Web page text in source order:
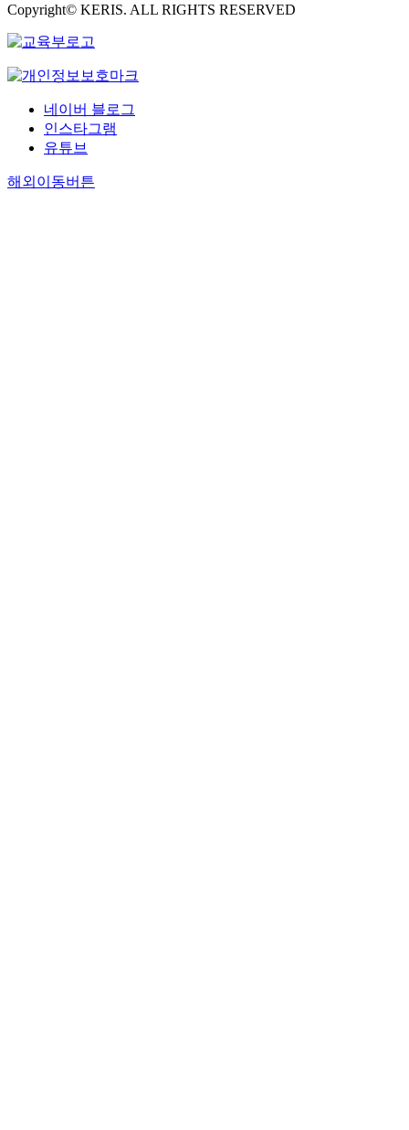
Copyright© KERIS. ALL RIGHTS RESERVED
네이버 블로그
인스타그램
유튜브
해외이동버튼